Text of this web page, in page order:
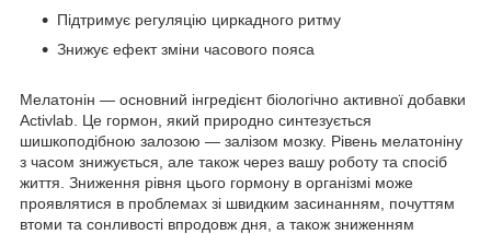
Підтримує регуляцію циркадного ритму
Знижує ефект зміни часового пояса
Мелатонін — основний інгредієнт біологічно активної добавки
Activlab. Це гормон, який природно синтезується
шишкоподібною залозою — залізом мозку. Рівень мелатоніну
з часом знижується, але також через вашу роботу та спосіб
життя. Зниження рівня цього гормону в організмі може
проявлятися в проблемах зі швидким засинанням, почуттям
втоми та сонливості впродовж дня, а також зниженням